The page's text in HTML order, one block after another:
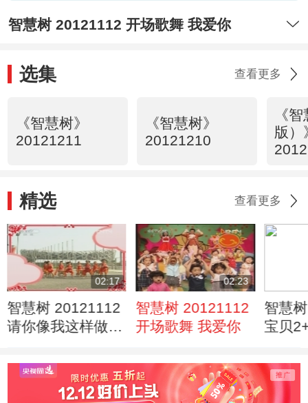
智慧树 20121112 开场歌舞 我爱你
选集 查看更多
《智慧树》
20121211
《智慧树》
20121210
《
版）
精选 查看更多
02:17
智慧树 20121112
请你像我这样做
02:23
智慧树 20121112
开场歌舞 我爱你
智慧
宝贝